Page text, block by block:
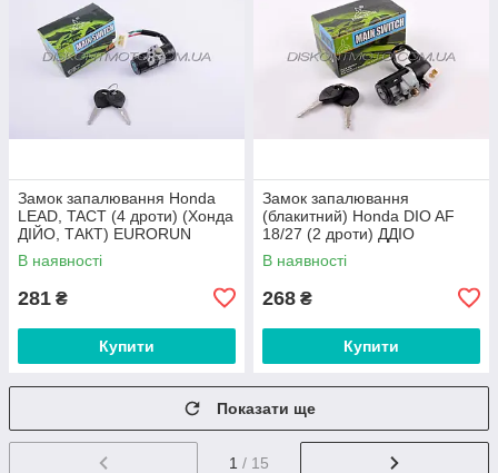
Замок запалювання Honda
LEAD, TACT (4 дроти) (Хонда
ДІЙО, ТАКТ) EURORUN
В наявності
281 ₴
Купити
Замок запалювання
(блакитний) Honda DIO AF
18/27 (2 дроти) ДДІО
EURORUN
В наявності
268 ₴
Купити
Показати ще
1 / 15